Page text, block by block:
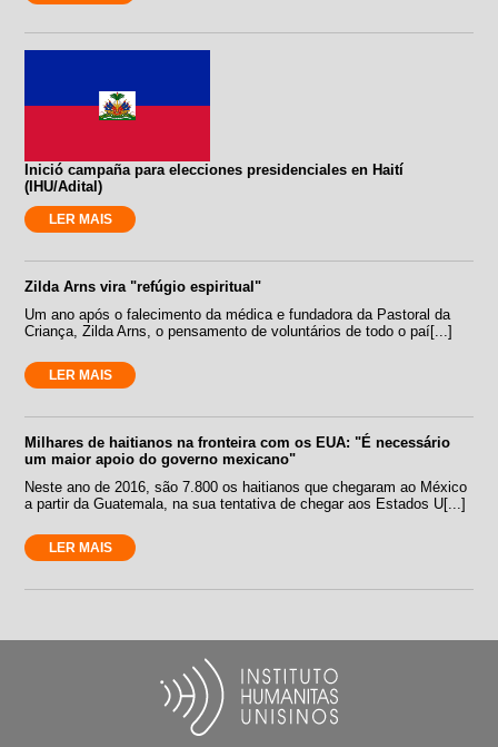
Inició campaña para elecciones presidenciales en Haití
(IHU/Adital)
LER MAIS
Zilda Arns vira "refúgio espiritual"
Um ano após o falecimento da médica e fundadora da Pastoral da
Criança, Zilda Arns, o pensamento de voluntários de todo o paí[...]
LER MAIS
Milhares de haitianos na fronteira com os EUA: "É necessário
um maior apoio do governo mexicano"
Neste ano de 2016, são 7.800 os haitianos que chegaram ao México
a partir da Guatemala, na sua tentativa de chegar aos Estados U[...]
LER MAIS